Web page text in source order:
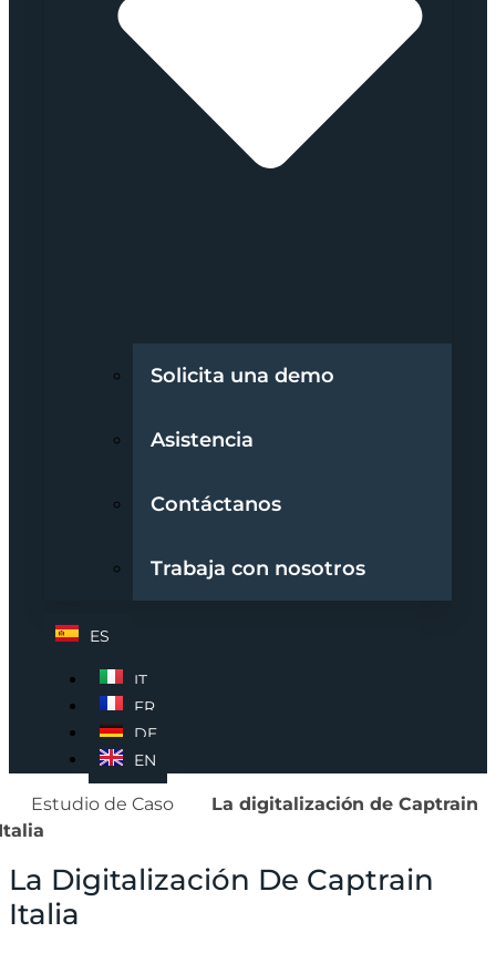
Solicita una demo
Asistencia
Contáctanos
Trabaja con nosotros
ES
IT
FR
DE
EN
Estudio de Caso
La digitalización de Captrain
La Digitalización De Captrain
Italia